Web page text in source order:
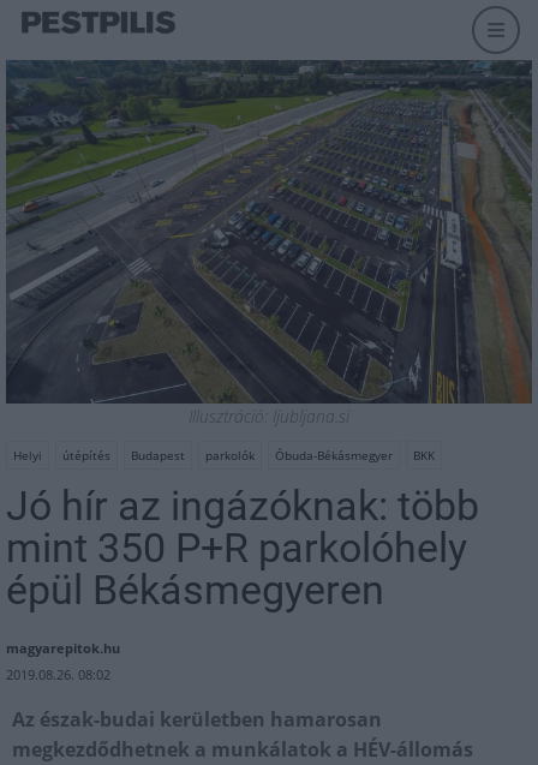
Illusztráció: ljubljana.si
Helyi útépítés Budapest parkolók Óbuda-Békásmegyer BKK
Jó hír az ingázóknak: több
mint 350 P+R parkolóhely
épül Békásmegyeren
magyarepitok.hu
2019.08.26. 08:02
Az észak-budai kerületben hamarosan
megkezdődhetnek a munkálatok a HÉV-állomás